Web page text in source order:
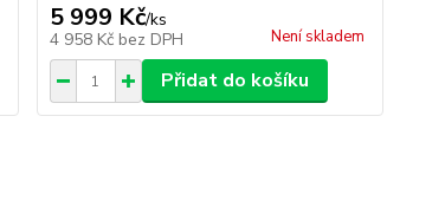
5 999 Kč/ks
4 958 Kč bez DPH Není skladem
Přidat do košíku